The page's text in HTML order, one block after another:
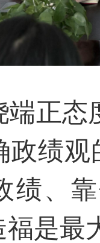
正态
政绩
绩、
是最